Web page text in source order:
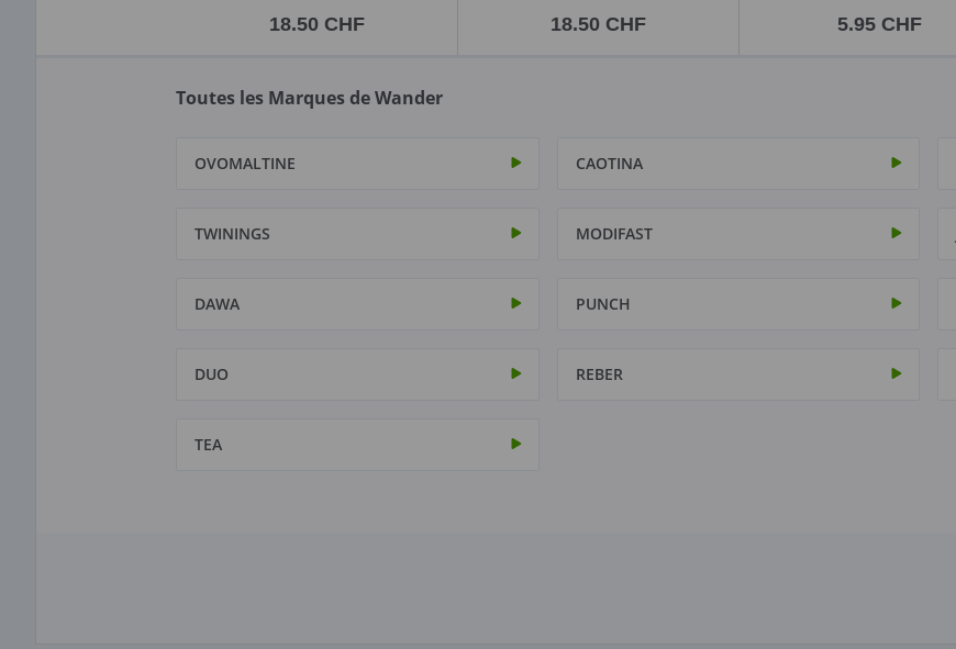
18.50 CHF 18.50 CHF 5.95 CHF
Toutes les Marques de Wander
OVOMALTINE CAOTINA
TWININGS MODIFAST
DAWA PUNCH
DUO REBER
TEA